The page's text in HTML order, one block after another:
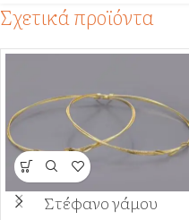
Σχετικά προϊόντα
Στέφανο γάμου